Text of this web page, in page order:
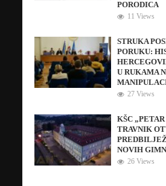
PORODICA
11 Views
STRUKA
PORUKU:
U RUKAMA
27 Views
KŠC
TRAVNIK
NOVIH
26 Views